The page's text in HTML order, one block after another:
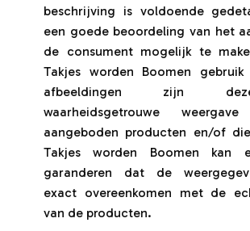
beschrijving is voldoende
een goede beoordeling van het
de consument mogelijk te
Takjes worden Boomen
afbeeldingen zijn
waarheidsgetrouwe
aangeboden producten en/of
Takjes worden Boomen kan
garanderen dat de
exact overeenkomen met de
van de producten.